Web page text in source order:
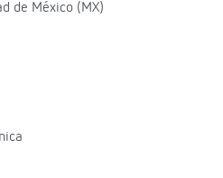
de México (MX)